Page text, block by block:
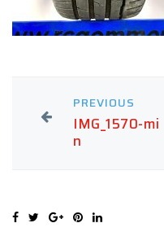
PREVIOUS
IMG_1570-mi
n